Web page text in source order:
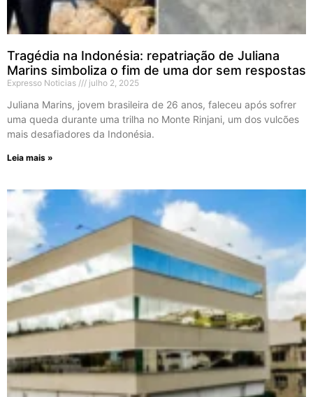
Tragédia na Indonésia: repatriação de Juliana
Marins simboliza o fim de uma dor sem respostas
Expresso Noticias julho 2, 2025
Juliana Marins, jovem brasileira de 26 anos, faleceu após sofrer
uma queda durante uma trilha no Monte Rinjani, um dos vulcões
mais desafiadores da Indonésia.
Leia mais »